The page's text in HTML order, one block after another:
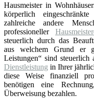
Hausmeister in
körperlich
zahlreiche andere
professioneller
steuerlich durch das
aus welchem Grund er
Leistungen“ sind steuerlich
Dienstleistung in Ihrer
diese Weise finanziell
benötigen eine
Überweisung bezahlen.